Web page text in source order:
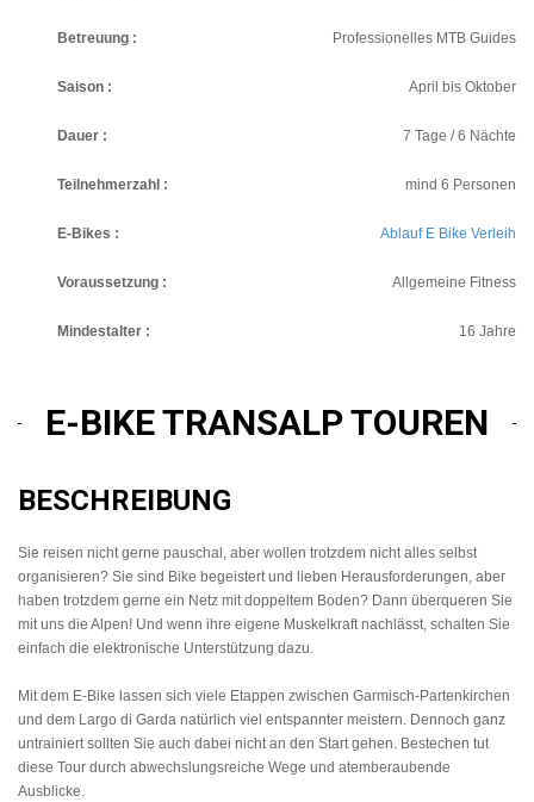
Betreuung : Professionelles MTB Guides
Saison : April bis Oktober
Dauer : 7 Tage / 6 Nächte
Teilnehmerzahl : mind 6 Personen
E-Bikes : Ablauf E Bike Verleih
Voraussetzung : Allgemeine Fitness
Mindestalter : 16 Jahre
E-BIKE TRANSALP TOUREN
BESCHREIBUNG
Sie reisen nicht gerne pauschal, aber wollen trotzdem nicht alles selbst
organisieren? Sie sind Bike begeistert und lieben Herausforderungen, aber
haben trotzdem gerne ein Netz mit doppeltem Boden? Dann überqueren Sie
mit uns die Alpen! Und wenn ihre eigene Muskelkraft nachlässt, schalten Sie
einfach die elektronische Unterstützung dazu.
Mit dem E-Bike lassen sich viele Etappen zwischen Garmisch-Partenkirchen
und dem Largo di Garda natürlich viel entspannter meistern. Dennoch ganz
untrainiert sollten Sie auch dabei nicht an den Start gehen. Bestechen tut
diese Tour durch abwechslungsreiche Wege und atemberaubende
Ausblicke.